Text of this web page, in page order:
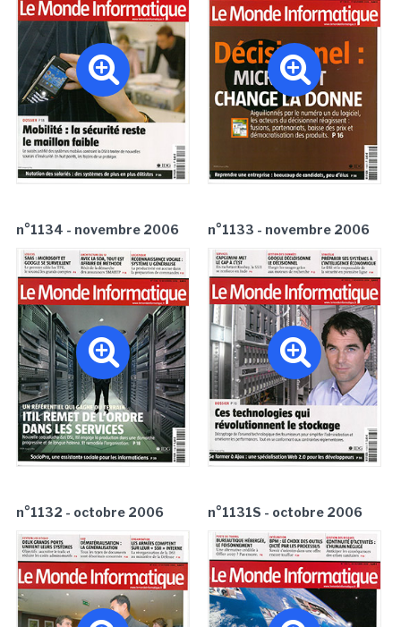
n°1134 - novembre 2006 n°1133 - novembre 2006
n°1132 - octobre 2006 n°1131S - octobre 2006